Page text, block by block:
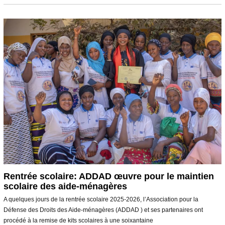
v
i
e
r
2
0
2
6
Rentrée scolaire: ADDAD œuvre pour le maintien
scolaire des aide-ménagères
A quelques jours de la rentrée scolaire 2025-2026, l’Association pour la
Défense des Droits des Aide-ménagères (ADDAD ) et ses partenaires ont
procédé à la remise de kits scolaires à une soixantaine